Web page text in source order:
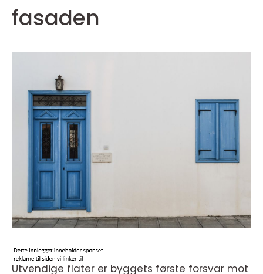
fasaden
Utvendige flater er byggets første forsvar mot